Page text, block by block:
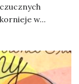
w...